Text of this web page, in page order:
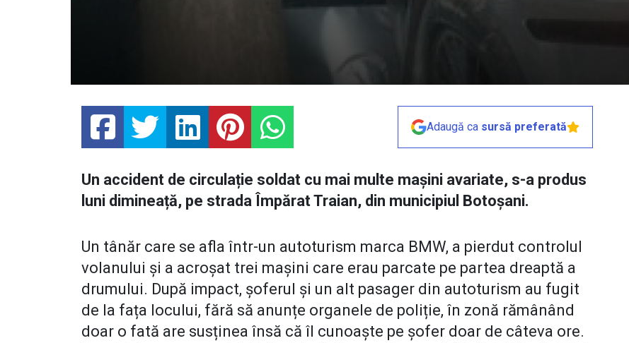
Adaugă ca sursă preferată
Un accident de circulație soldat cu mai multe mașini avariate, s-a produs
luni dimineață, pe strada Împărat Traian, din municipiul Botoșani.
Un tânăr care se afla într-un autoturism marca BMW, a pierdut controlul
volanului și a acroșat trei mașini care erau parcate pe partea dreaptă a
drumului. După impact, șoferul și un alt pasager din autoturism au fugit
de la fața locului, fără să anunțe organele de poliție, în zonă rămânând
doar o fată are susținea însă că îl cunoaște pe șofer doar de câteva ore.